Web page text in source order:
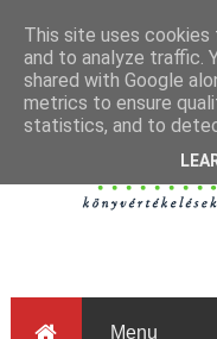
This site uses
and to analyze traffic.
shared with Google
metrics to ensure
statistics, and to